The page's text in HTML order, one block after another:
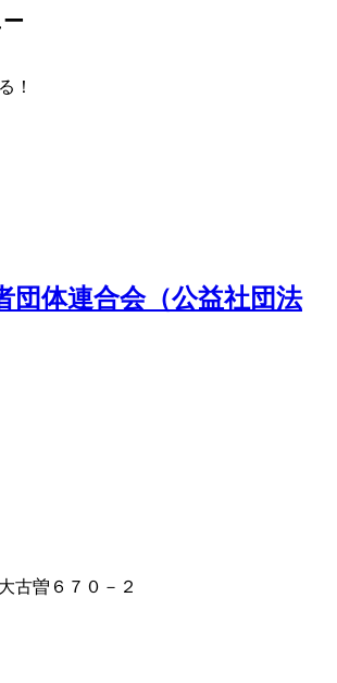
！
団体連合会（公益社団法
古曽６７０－２